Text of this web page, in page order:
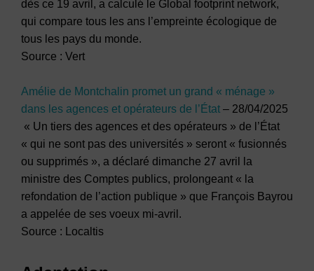
dès ce 19 avril, a calculé le Global footprint network,
qui compare tous les ans l’empreinte écologique de
tous les pays du monde.
Source : Vert
Amélie de Montchalin promet un grand « ménage »
dans les agences et opérateurs de l’État – 28/04/2025
« Un tiers des agences et des opérateurs » de l’État
« qui ne sont pas des universités » seront « fusionnés
ou supprimés », a déclaré dimanche 27 avril la
ministre des Comptes publics, prolongeant « la
refondation de l’action publique » que François Bayrou
a appelée de ses voeux mi-avril.
Source : Localtis